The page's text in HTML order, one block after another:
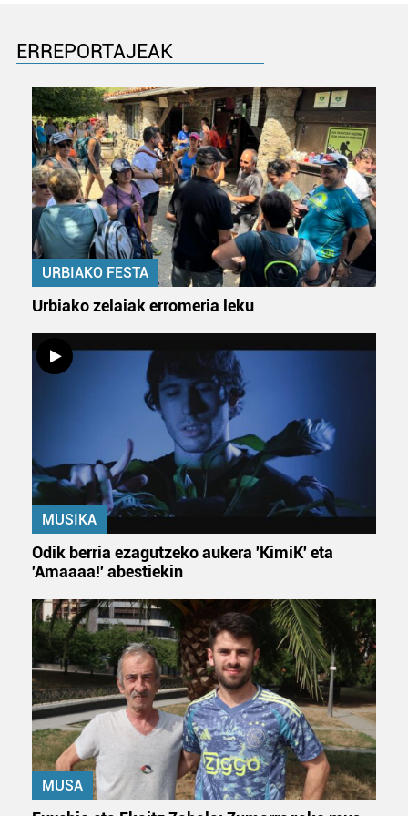
fitxategiak erabiltzen ditu. Zure esperientzia eta
zerbitzuak hobetzeko asmoz, cookie teknologiaz
baliatzen gara. Ohar hau onartuz gero, teknologia hori
erabiltzeko baimen esplizitua ematen diguzu.Gehiago
irakurri
ERREPORTAJEAK
URBIAKO FESTA
Urbiako zelaiak erromeria leku
MUSIKA
Odik berria ezagutzeko aukera 'KimiK' eta
'Amaaaa!' abestiekin
MUSA